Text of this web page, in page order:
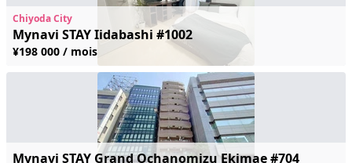
Chiyoda City
Mynavi STAY Iidabashi #1002
¥198 000 / mois
Mynavi STAY Grand Ochanomizu Ekimae #704